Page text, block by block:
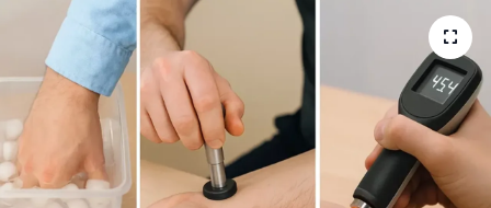
Ekonomi
Emet
Foto Galeri